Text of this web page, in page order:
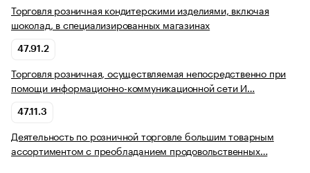
Торговля розничная кондитерскими изделиями, включая
шоколад, в специализированных магазинах
47.91.2
Торговля розничная, осуществляемая непосредственно при
помощи информационно-коммуникационной сети И…
47.11.3
Деятельность по розничной торговле большим товарным
ассортиментом с преобладанием продовольственных…